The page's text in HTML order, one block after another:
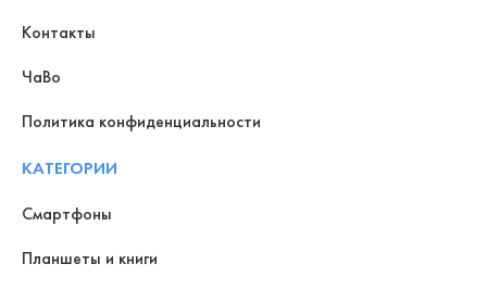
Контакты
ЧаВо
Политика конфиденциальности
КАТЕГОРИИ
Смартфоны
Планшеты и книги